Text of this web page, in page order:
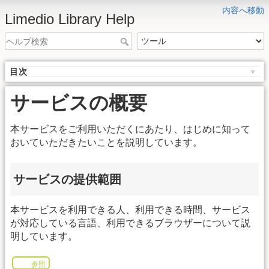
内容へ移動
Limedio Library Help
目次
サービスの概要
本サービスをご利用いただくにあたり、はじめに知って
おいていただきたいことを説明しています。
サービスの提供範囲
本サービスを利用できる人、利用できる時間、サービス
が対応している言語、利用できるブラウザーについて説
明しています。
参照